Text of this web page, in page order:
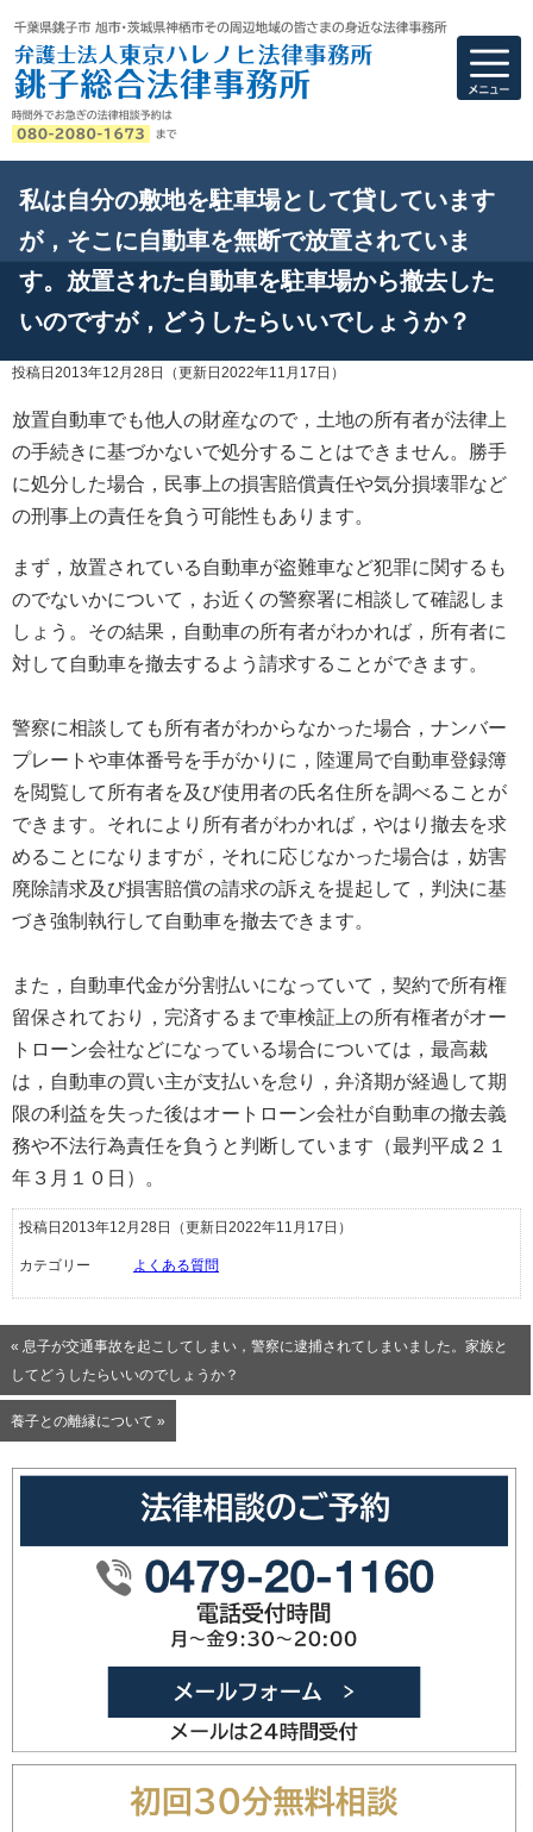
弁護士法人東京
私は自分の敷地を駐車場として貸しています
が，そこに自動車を無断で放置されていま
す。放置された自動車を駐車場から撤去した
いのですが，どうしたらいいでしょうか？
投稿日2013年12月28日 （更新日2022年11月17日）
放置自動車でも他人の財産なので，土地の所有者が法律上
の手続きに基づかないで処分することはできません。勝手
に処分した場合，民事上の損害賠償責任や気分損壊罪など
の刑事上の責任を負う可能性もあります。
まず，放置されている自動車が盗難車など犯罪に関するも
のでないかについて，お近くの警察署に相談して確認しま
しょう。その結果，自動車の所有者がわかれば，所有者に
対して自動車を撤去するよう請求することができます。
警察に相談しても所有者がわからなかった場合，ナンバー
プレートや車体番号を手がかりに，陸運局で自動車登録簿
を閲覧して所有者を及び使用者の氏名住所を調べることが
できます。それにより所有者がわかれば，やはり撤去を求
めることになりますが，それに応じなかった場合は，妨害
廃除請求及び損害賠償の請求の訴えを提起して，判決に基
づき強制執行して自動車を撤去できます。
また，自動車代金が分割払いになっていて，契約で所有権
留保されており，完済するまで車検証上の所有権者がオー
トローン会社などになっている場合については，最高裁
は，自動車の買い主が支払いを怠り，弁済期が経過して期
限の利益を失った後はオートローン会社が自動車の撤去義
務や不法行為責任を負うと判断しています（最判平成２１
年３月１０日）。
投稿日2013年12月28日 （更新日2022年11月17日）
カテゴリー よくある質問
« 息子が交通事故を起こしてしまい，警察に逮捕されてしまいました。家族と
してどうしたらいいのでしょうか？
養子との離縁について »